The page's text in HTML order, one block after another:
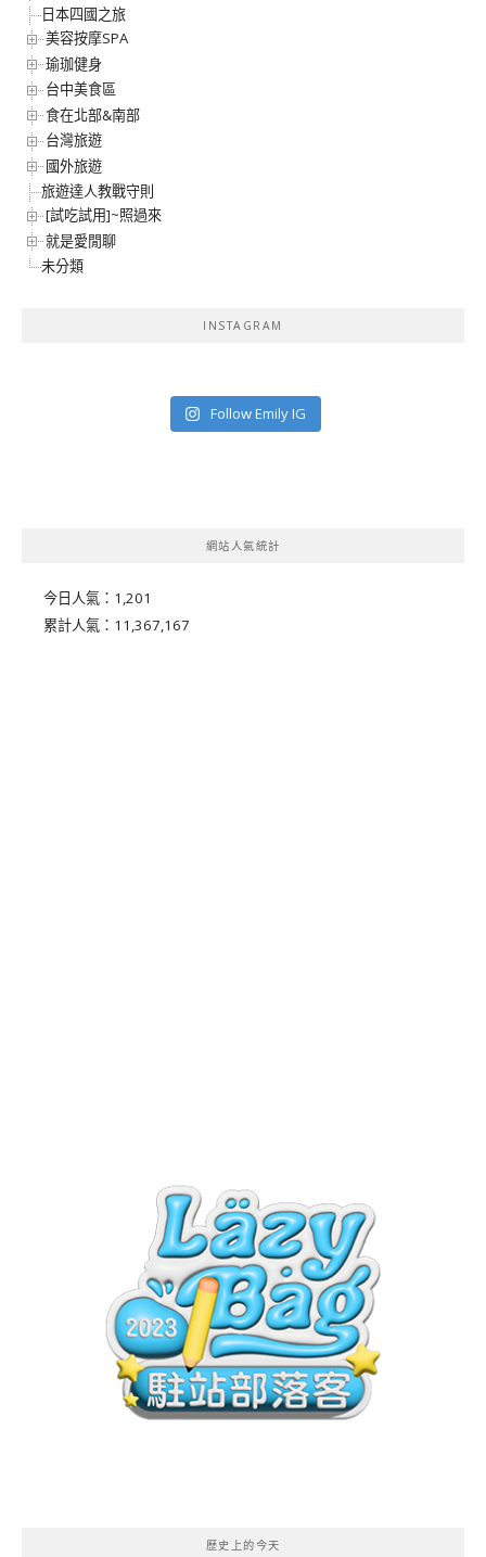
日本四國之旅
美容按摩SPA
瑜珈健身
台中美食區
食在北部&南部
台灣旅遊
國外旅遊
旅遊達人教戰守則
[試吃試用]~照過來
就是愛閒聊
未分類
INSTAGRAM
Follow Emily IG
網站人氣統計
今日人氣： 1,201
累計人氣： 11,367,167
歷史上的今天